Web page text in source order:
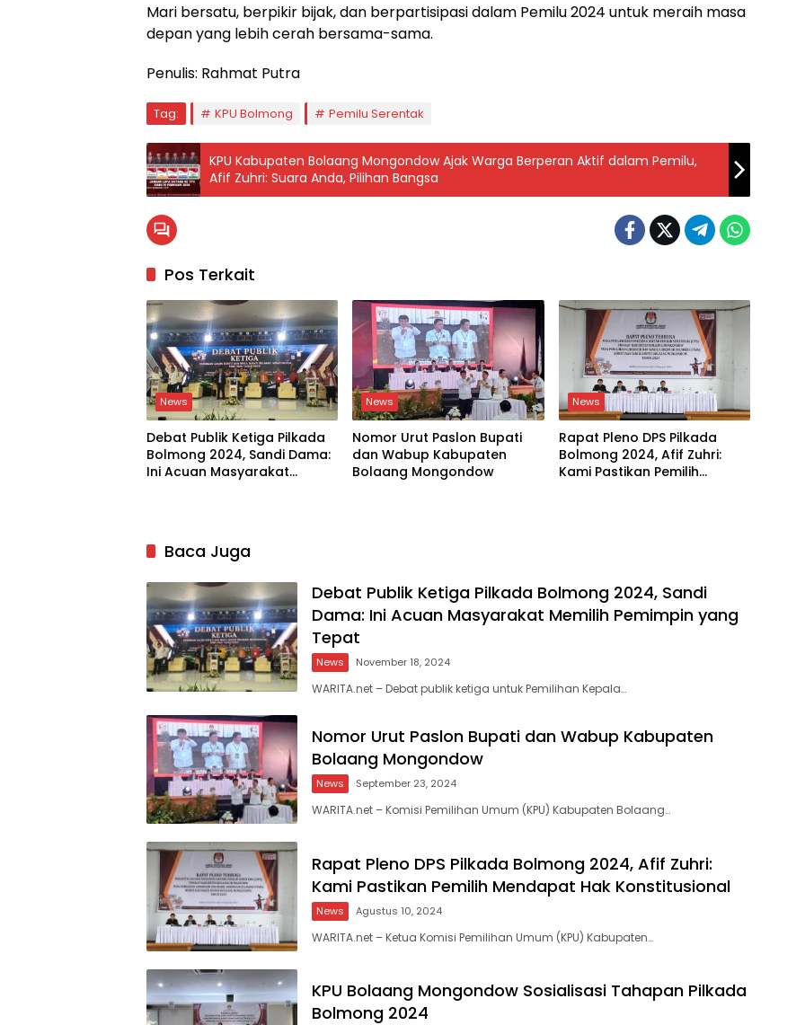
Mari bersatu, berpikir bijak, dan berpartisipasi dalam Pemilu 2024 untuk meraih masa
depan yang lebih cerah bersama-sama.
Penulis: Rahmat Putra
Tag: KPU Bolmong Pemilu Serentak
KPU Kabupaten Bolaang Mongondow Ajak Warga Berperan Aktif dalam Pemilu,
Afif Zuhri: Suara Anda, Pilihan Bangsa
Pos Terkait
News
Debat Publik Ketiga Pilkada
Bolmong 2024, Sandi Dama:
Ini Acuan Masyarakat
News
Nomor Urut Paslon Bupati
dan Wabup Kabupaten
Bolaang Mongondow
News
Rapat Pleno DPS Pilkada
Bolmong 2024, Afif Zuhri:
Kami Pastikan Pemilih
Baca Juga
Debat Publik Ketiga Pilkada Bolmong 2024, Sandi
Dama: Ini Acuan Masyarakat Memilih Pemimpin yang
Tepat
News November 18, 2024
WARITA.net – Debat publik ketiga untuk Pemilihan Kepala…
Nomor Urut Paslon Bupati dan Wabup Kabupaten
Bolaang Mongondow
News September 23, 2024
WARITA.net – Komisi Pemilihan Umum (KPU) Kabupaten Bolaang…
Rapat Pleno DPS Pilkada Bolmong 2024, Afif Zuhri:
Kami Pastikan Pemilih Mendapat Hak Konstitusional
News Agustus 10, 2024
WARITA.net – Ketua Komisi Pemilihan Umum (KPU) Kabupaten…
KPU Bolaang Mongondow Sosialisasi Tahapan Pilkada
Bolmong 2024